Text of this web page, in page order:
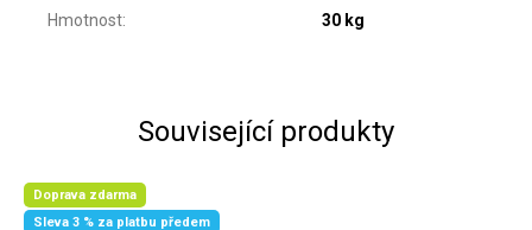
Hmotnost: 30 kg
Související produkty
Doprava zdarma
Sleva 3 % za platbu předem